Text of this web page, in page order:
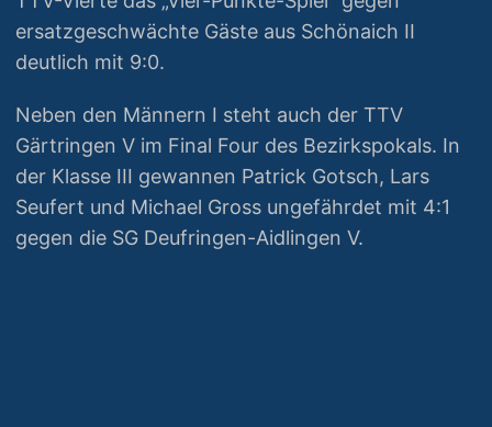
ersatzgeschwächte Gäste aus Schönaich II
deutlich mit 9:0.
Neben den Männern I steht auch der TTV
Gärtringen V im Final Four des Bezirkspokals. In
der Klasse III gewannen Patrick Gotsch, Lars
Seufert und Michael Gross ungefährdet mit 4:1
gegen die SG Deufringen-Aidlingen V.